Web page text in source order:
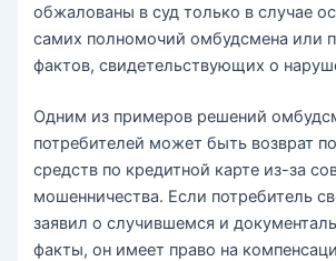
обжалованы в суд только в случае
самих полномочий омбудсмена или
фактов, свидетельствующих о
Одним из примеров решений
потребителей может быть возврат
средств по кредитной карте из-за
мошенничества. Если потребитель
заявил о случившемся и
факты, он имеет право на